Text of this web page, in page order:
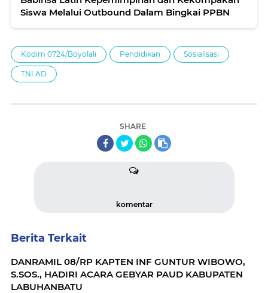
Siswa Melalui Outbound Dalam Bingkai PPBN
Kodim 0724/Boyolali Pendidikan Sosialisasi
TNI AD
SHARE
komentar
Berita Terkait
DANRAMIL 08/RP KAPTEN INF GUNTUR WIBOWO,
S.SOS., HADIRI ACARA GEBYAR PAUD KABUPATEN
LABUHANBATU